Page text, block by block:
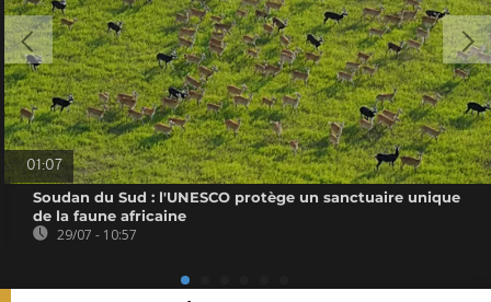
01:07
Soudan du Sud : l'UNESCO protège un sanctuaire unique
de la faune africaine
29/07 - 10:57